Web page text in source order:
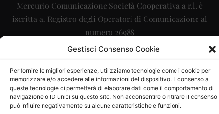
Gestisci Consenso Cookie
Per fornire le migliori esperienze, utilizziamo tecnologie come i cookie per
memorizzare e/o accedere alle informazioni del dispositivo. Il consenso a
queste tecnologie ci permetterà di elaborare dati come il comportamento di
navigazione o ID unici su questo sito. Non acconsentire o ritirare il consenso
può influire negativamente su alcune caratteristiche e funzioni.
Mercurio Comunicazione Società Cooperativa a r.l. è
iscritta al Registro degli Operatori di Comunicazione al
numero 26988
Sito gestito daLa Digitale srl– info@ladigitale.it